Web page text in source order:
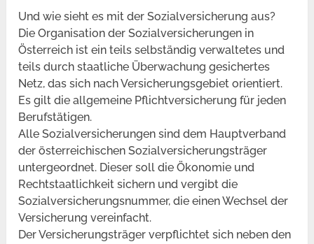
Und wie sieht es mit der Sozialversicherung aus?
Die Organisation der Sozialversicherungen in
Österreich ist ein teils selbständig verwaltetes und
teils durch staatliche Überwachung gesichertes
Netz, das sich nach Versicherungsgebiet orientiert.
Es gilt die allgemeine Pflichtversicherung für jeden
Berufstätigen.
Alle Sozialversicherungen sind dem Hauptverband
der österreichischen Sozialversicherungsträger
untergeordnet. Dieser soll die Ökonomie und
Rechtstaatlichkeit sichern und vergibt die
Sozialversicherungsnummer, die einen Wechsel der
Versicherung vereinfacht.
Der Versicherungsträger verpflichtet sich neben den